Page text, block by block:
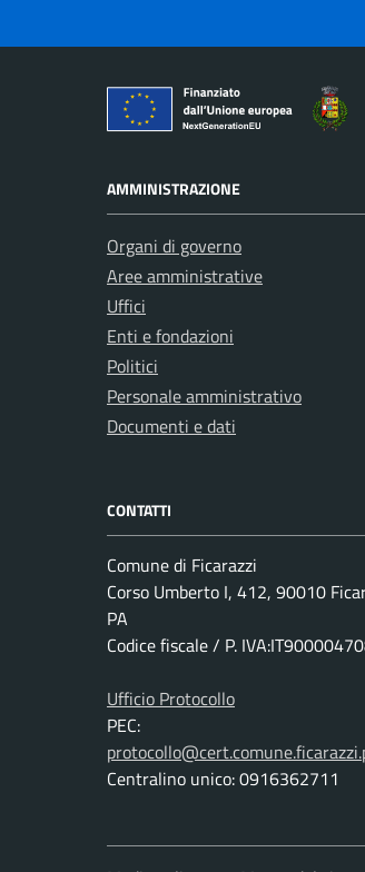
AMMINISTRAZIONE
Organi di governo
Aree amministrative
Uffici
Enti e fondazioni
Politici
Personale amministrativo
Documenti e dati
CONTATTI
Comune di Ficarazzi
Corso Umberto I, 412, 90010
PA
Codice fiscale / P.
Ufficio Protocollo
PEC:
Centralino unico: 0916362711